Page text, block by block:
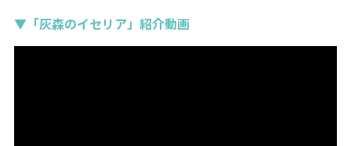
▼「灰森のイセリア」紹介動画